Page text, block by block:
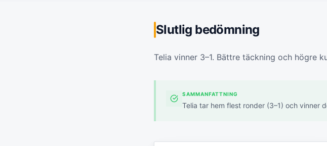
Slutlig bedömning
Telia vinner 3–1. Bättre täckning och högre
SAMMANFATTNING
Telia tar hem flest ronder (3–1) och vinner